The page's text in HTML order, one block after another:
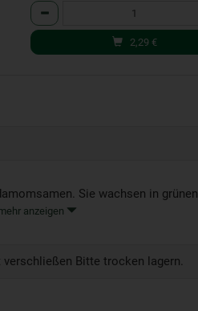
Anzahl
2,29 €
Sie wachsen in grünen
anzeigen
Bitte trocken lagern.